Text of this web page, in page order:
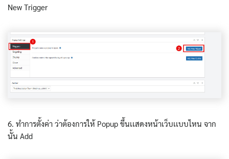
New Trigger
6. ทำการตั้งค่า ว่าต้องการให้ Popup ขึ้นเเสดงหน้าเว็บเเบบไหน จาก
นั้น Add